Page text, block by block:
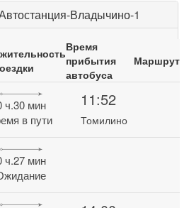
Владычино-1
Время
прибытия
автобуса
Маршрут
ч.30 мин
в пути
11:52
Томилино
ч.27 мин